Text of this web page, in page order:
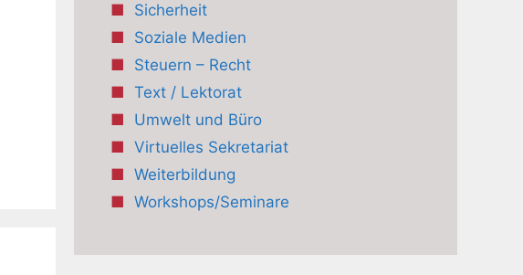
Sicherheit
Soziale Medien
Steuern – Recht
Text / Lektorat
Umwelt und Büro
Virtuelles Sekretariat
Weiterbildung
Workshops/Seminare